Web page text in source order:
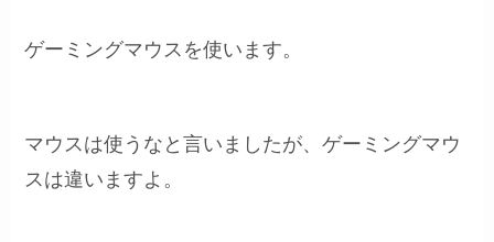
ゲーミングマウスを使います。
マウスは使うなと言いましたが、ゲーミングマウ
スは違いますよ。